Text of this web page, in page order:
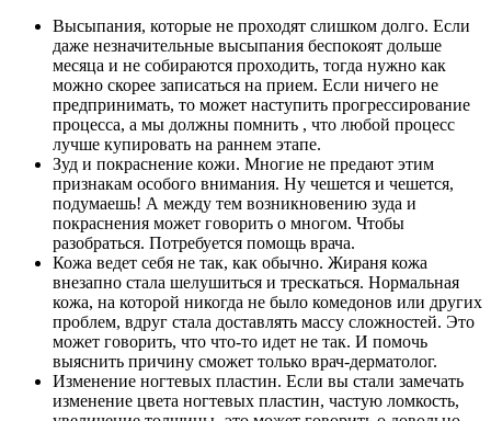
Высыпания, которые не проходят слишком долго. Если
даже незначительные высыпания беспокоят дольше
месяца и не собираются проходить, тогда нужно как
можно скорее записаться на прием. Если ничего не
предпринимать, то может наступить прогрессирование
процесса, а мы должны помнить , что любой процесс
лучше купировать на раннем этапе.
Зуд и покраснение кожи. Многие не предают этим
признакам особого внимания. Ну чешется и чешется,
подумаешь! А между тем возникновению зуда и
покраснения может говорить о многом. Чтобы
разобраться. Потребуется помощь врача.
Кожа ведет себя не так, как обычно. Жираня кожа
внезапно стала шелушиться и трескаться. Нормальная
кожа, на которой никогда не было комедонов или других
проблем, вдруг стала доставлять массу сложностей. Это
может говорить, что что-то идет не так. И помочь
выяснить причину сможет только врач-дерматолог.
Изменение ногтевых пластин. Если вы стали замечать
изменение цвета ногтевых пластин, частую ломкость,